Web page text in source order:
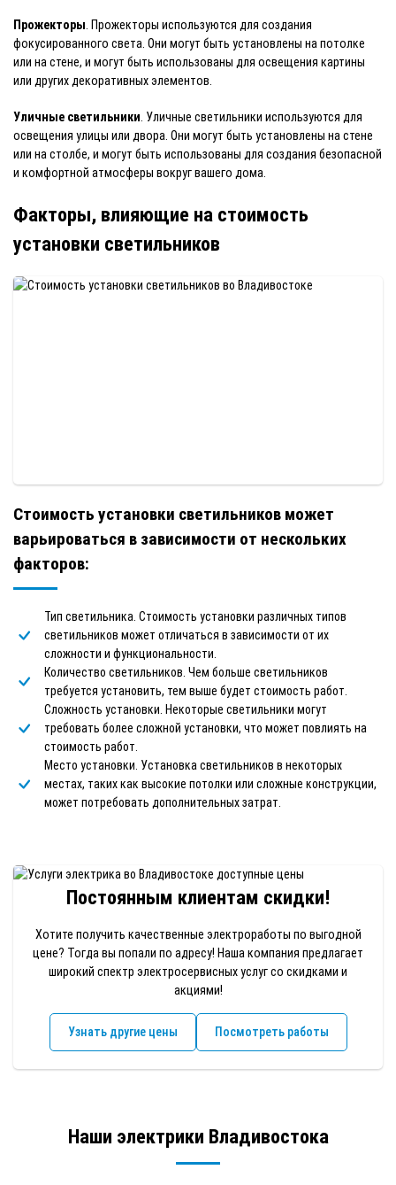
Прожекторы . Прожекторы используются для создания
фокусированного света. Они могут быть установлены на потолке
или на стене, и могут быть использованы для освещения картины
или других декоративных элементов.
Уличные светильники . Уличные светильники используются для
освещения улицы или двора. Они могут быть установлены на стене
или на столбе, и могут быть использованы для создания безопасной
и комфортной атмосферы вокруг вашего дома.
Факторы, влияющие на стоимость
установки светильников
Стоимость установки светильников может
варьироваться в зависимости от нескольких
факторов:
Тип светильника. Стоимость установки различных типов
светильников может отличаться в зависимости от их
сложности и функциональности.
Количество светильников. Чем больше светильников
требуется установить, тем выше будет стоимость работ.
Сложность установки. Некоторые светильники могут
требовать более сложной установки, что может повлиять на
стоимость работ.
Место установки. Установка светильников в некоторых
местах, таких как высокие потолки или сложные конструкции,
может потребовать дополнительных затрат.
Постоянным клиентам скидки!
Хотите получить качественные электроработы по выгодной
цене? Тогда вы попали по адресу! Наша компания предлагает
широкий спектр электросервисных услуг со скидками и
акциями!
Узнать другие цены Посмотреть работы
Наши электрики Владивостока